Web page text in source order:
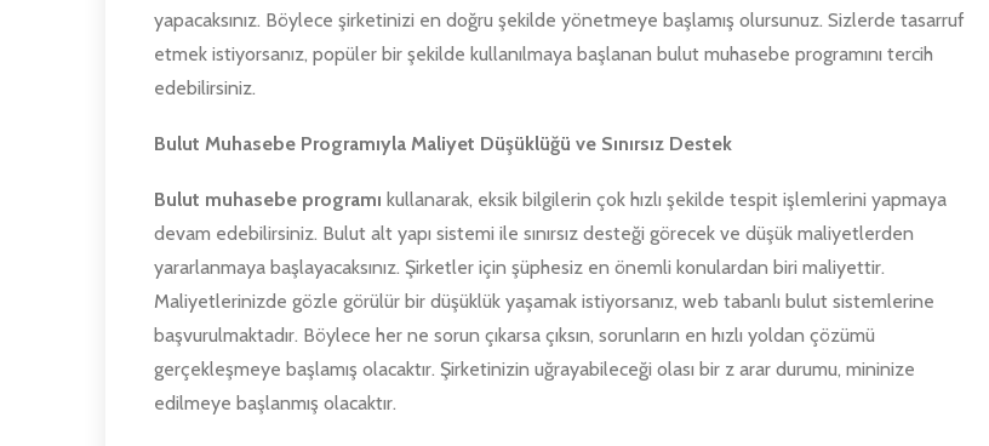
yapacaksınız. Böylece şirketinizi en doğru şekilde yönetmeye başlamış olursunuz. Sizlerde tasarruf
etmek istiyorsanız, popüler bir şekilde kullanılmaya başlanan bulut muhasebe programını tercih
edebilirsiniz.
Bulut Muhasebe Programıyla Maliyet Düşüklüğü ve Sınırsız Destek
Bulut muhasebe programı kullanarak, eksik bilgilerin çok hızlı şekilde tespit işlemlerini yapmaya
devam edebilirsiniz. Bulut alt yapı sistemi ile sınırsız desteği görecek ve düşük maliyetlerden
yararlanmaya başlayacaksınız. Şirketler için şüphesiz en önemli konulardan biri maliyettir.
Maliyetlerinizde gözle görülür bir düşüklük yaşamak istiyorsanız, web tabanlı bulut sistemlerine
başvurulmaktadır. Böylece her ne sorun çıkarsa çıksın, sorunların en hızlı yoldan çözümü
gerçekleşmeye başlamış olacaktır. Şirketinizin uğrayabileceği olası bir z arar durumu, mininize
edilmeye başlanmış olacaktır.